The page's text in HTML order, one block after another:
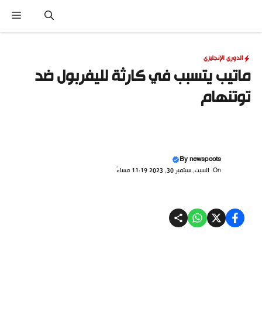
المحتوى
الدوري الإنجليزي
ماتيب يتسبب في كارثة لليفربول ضد
توتنهام
Bynewspoots
On: السبت, سبتمبر 30, 2023 11:19 مساءً